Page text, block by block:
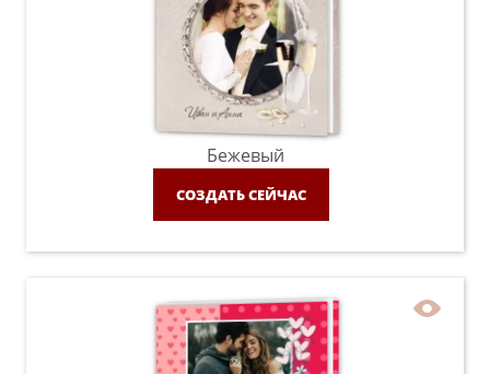
Бежевый
СОЗДАТЬ СЕЙЧАС